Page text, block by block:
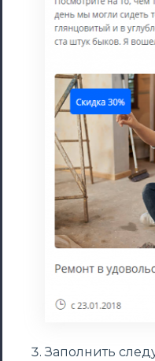
Заполнить